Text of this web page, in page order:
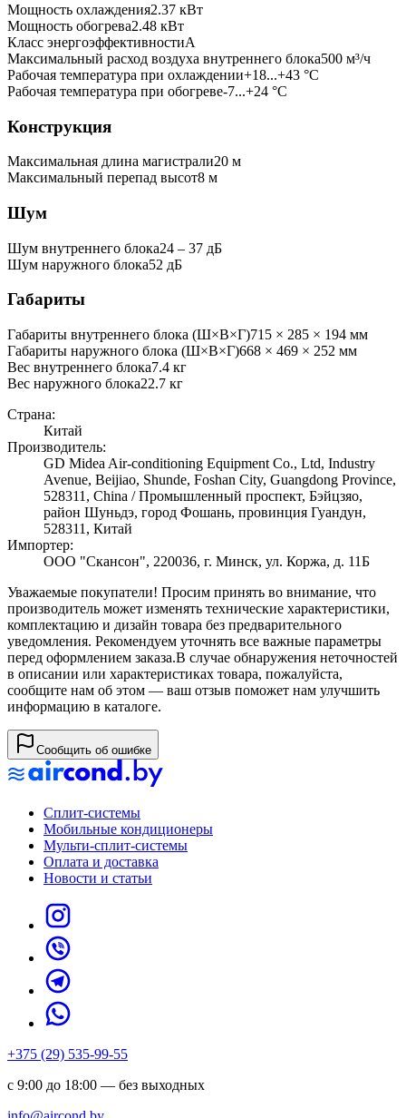
Мощность охлаждения2.37 кВт
Мощность обогрева2.48 кВт
Класс энергоэффективностиA
Максимальный расход воздуха внутреннего блока500 м³/ч
Рабочая температура при охлаждении+18...+43 °C
Рабочая температура при обогреве-7...+24 °C
Конструкция
Максимальная длина магистрали20 м
Максимальный перепад высот8 м
Шум
Шум внутреннего блока24 ‒ 37 дБ
Шум наружного блока52 дБ
Габариты
Габариты внутреннего блока (Ш×В×Г)715 × 285 × 194 мм
Габариты наружного блока (Ш×В×Г)668 × 469 × 252 мм
Вес внутреннего блока7.4 кг
Вес наружного блока22.7 кг
Страна:
Китай
Производитель:
GD Midea Air-conditioning Equipment Co., Ltd, Industry
Avenue, Beijiao, Shunde, Foshan City, Guangdong Province,
528311, China / Промышленный проспект, Бэйцзяо,
район Шуньдэ, город Фошань, провинция Гуандун,
528311, Китай
Импортер:
ООО "Скансон", 220036, г. Минск, ул. Коржа, д. 11Б
Уважаемые покупатели! Просим принять во внимание, что
производитель может изменять технические характеристики,
комплектацию и дизайн товара без предварительного
уведомления. Рекомендуем уточнять все важные параметры
перед оформлением заказа.В случае обнаружения неточностей
в описании или характеристиках товара, пожалуйста,
сообщите нам об этом — ваш отзыв поможет нам улучшить
информацию в каталоге.
Сообщить об ошибке
Сплит-системы
Мобильные кондиционеры
Мульти-сплит-системы
Оплата и доставка
Новости и статьи
+375 (29) 535-99-55
с 9:00 до 18:00 — без выходных